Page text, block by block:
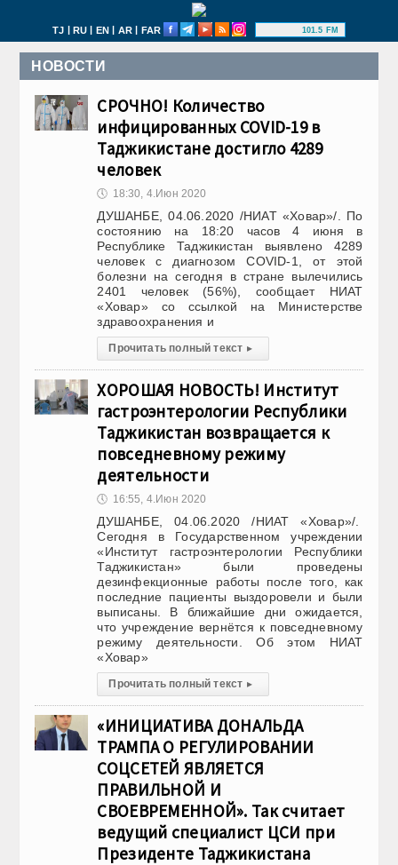
TJ | RU | EN | AR | FAR 101.5 FM
НОВОСТИ
СРОЧНО! Количество
инфицированных COVID-19 в
Таджикистане достигло 4289
человек
🕔 18:30, 4.Июн 2020
ДУШАНБЕ, 04.06.2020 /НИАТ «Ховар»/. По
состоянию на 18:20 часов 4 июня в
Республике Таджикистан выявлено 4289
человек с диагнозом COVID-1, от этой
болезни на сегодня в стране вылечились
2401 человек (56%), сообщает НИАТ
«Ховар» со ссылкой на Министерстве
здравоохранения и
Прочитать полный текст ▸
ХОРОШАЯ НОВОСТЬ! Институт
гастроэнтерологии Республики
Таджикистан возвращается к
повседневному режиму
деятельности
🕔 16:55, 4.Июн 2020
ДУШАНБЕ, 04.06.2020 /НИАТ «Ховар»/.
Сегодня в Государственном учреждении
«Институт гастроэнтерологии Республики
Таджикистан» были проведены
дезинфекционные работы после того, как
последние пациенты выздоровели и были
выписаны. В ближайшие дни ожидается,
что учреждение вернётся к повседневному
режиму деятельности. Об этом НИАТ
«Ховар»
Прочитать полный текст ▸
«ИНИЦИАТИВА ДОНАЛЬДА
ТРАМПА О РЕГУЛИРОВАНИИ
СОЦСЕТЕЙ ЯВЛЯЕТСЯ
ПРАВИЛЬНОЙ И
СВОЕВРЕМЕННОЙ». Так считает
ведущий специалист ЦСИ при
Президенте Таджикистана